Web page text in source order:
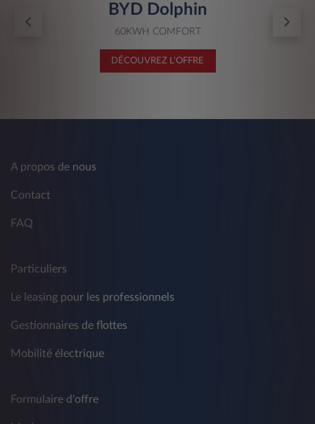
BYD Dolphin
60KWH COMFORT
DÉCOUVREZ L'OFFRE
A propos de nous
Contact
FAQ
Particuliers
Le leasing pour les professionnels
Gestionnaires de flottes
Mobilité électrique
Formulaire d'offre